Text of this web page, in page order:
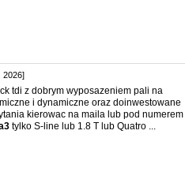
2026]
tdi z dobrym wyposazeniem pali na
i dynamiczne oraz doinwestowane
kierowac na maila lub pod numerem
tylko S-line lub 1.8 T lub Quatro ...